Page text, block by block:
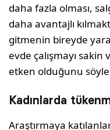
daha fazla olması,
daha avantajlı
gitmenin bireyde
evde çalışmayı
etken olduğunu
Kadınlarda
Araştırmaya